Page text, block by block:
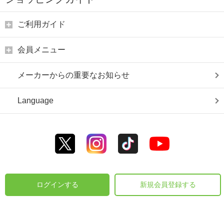
ご利用ガイド
会員メニュー
メーカーからの重要なお知らせ
Language
ログインする 新規会員登録する